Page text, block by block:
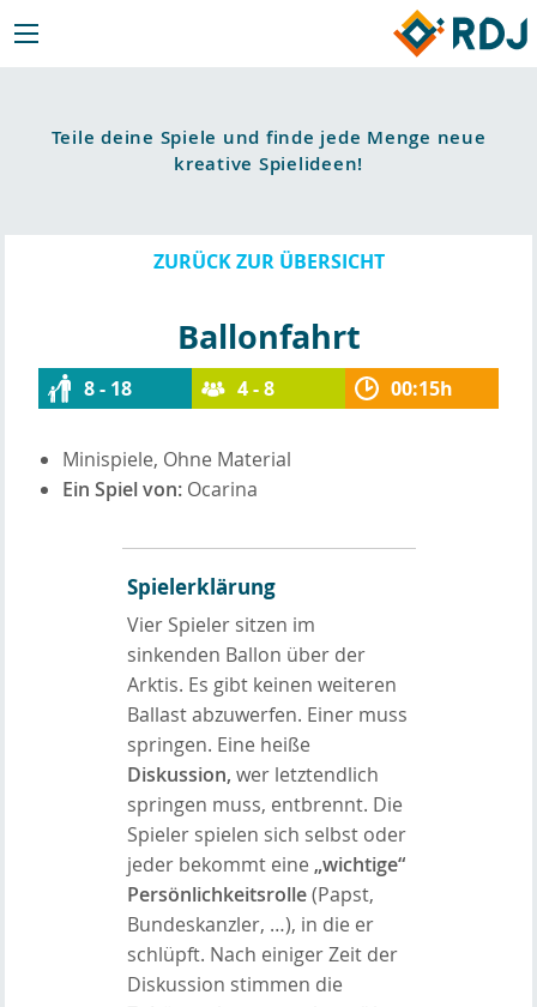
Teile deine Spiele und finde jede Menge neue
kreative Spielideen!
ZURÜCK ZUR ÜBERSICHT
Ballonfahrt
8 - 18 4 - 8 00:15h
Minispiele, Ohne Material
Ein Spiel von: Ocarina
Spielerklärung
Vier Spieler sitzen im
sinkenden Ballon über der
Arktis. Es gibt keinen weiteren
Ballast abzuwerfen. Einer muss
springen. Eine heiße
Diskussion, wer letztendlich
springen muss, entbrennt. Die
Spieler spielen sich selbst oder
jeder bekommt eine „wichtige“
Persönlichkeitsrolle(Papst,
Bundeskanzler, …), in die er
schlüpft. Nach einiger Zeit der
Diskussion stimmen die